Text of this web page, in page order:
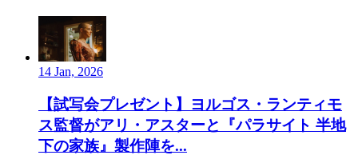
14 Jan, 2026
【試写会プレゼント】ヨルゴス・ランティモ
ス監督がアリ・アスターと『パラサイト 半地
下の家族』製作陣を...